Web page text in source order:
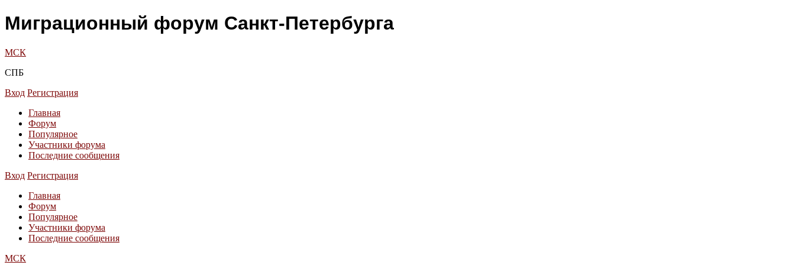
Миграционный форум Санкт-Петербурга
МСК
СПБ
Вход Регистрация
Главная
Форум
Популярное
Участники форума
Последние сообщения
Вход Регистрация
Главная
Форум
Популярное
Участники форума
Последние сообщения
МСК